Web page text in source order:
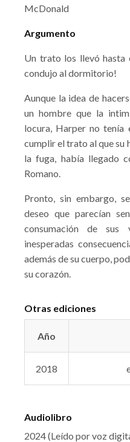
McDonald
Argumento
Un trato los llevó hasta
condujo al dormitorio!
Aunque la idea de
un hombre que la
locura, Harper no tenía
cumplir el trato al que su
la fuga, había llegado
Romano.
Pronto, sin embargo,
deseo que parecían
consumación de sus
inesperadas
además de su cuerpo,
su corazón.
Otras ediciones
Año
2018
Audiolibro
2024 (Leído por voz